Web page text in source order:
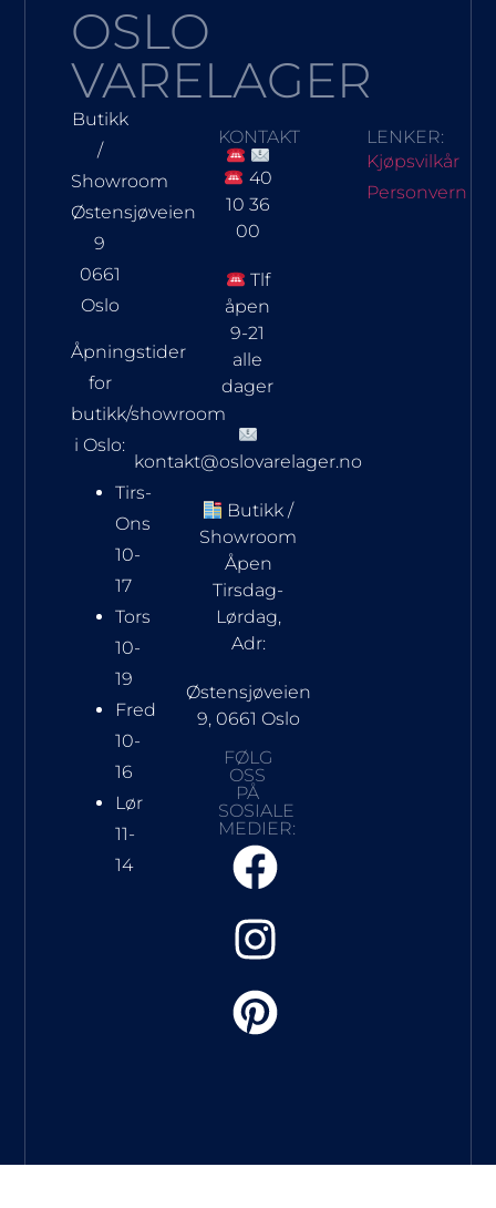
OSLO
VARELAGER
Butikk
/
Showroom
Østensjøveien
9
0661
Oslo
Åpningstider
for
butikk/showroom
i Oslo:
Tirs-
Ons
10-
17
Tors
10-
19
Fred
10-
16
Lør
11-
14
KONTAKT
40
10 36
00
Tlf
åpen
9-21
alle
dager
kontakt@oslovarelager.no
Butikk /
Showroom
Åpen
Tirsdag-
Lørdag,
Adr:
Østensjøveien
9, 0661 Oslo
FØLG
OSS
PÅ
SOSIALE
MEDIER:
LENKER:
Kjøpsvilkår
Personvern